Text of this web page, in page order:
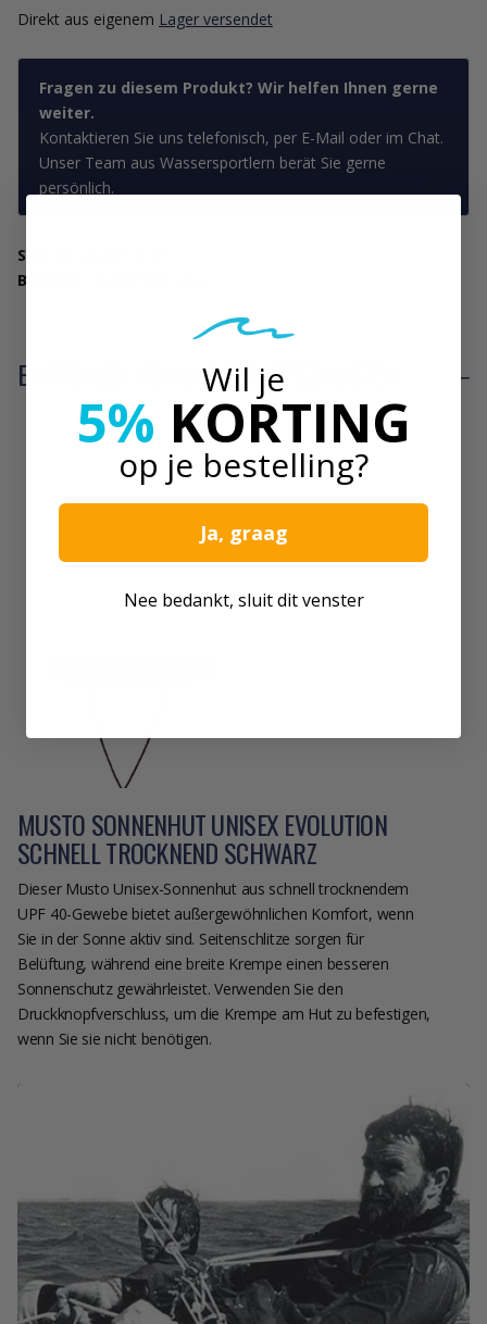
Direkt aus eigenem Lager versendet
Fragen zu diesem Produkt? Wir helfen Ihnen gerne
weiter.
Kontaktieren Sie uns telefonisch, per E-Mail oder im Chat.
Unser Team aus Wassersportlern berät Sie gerne
persönlich.
SKU:
Barcode:
EMPFOHLEN VON UNSEREN SPEZIALISTEN
MUSTO SONNENHUT UNISEX EVOLUTION
SCHNELL TROCKNEND SCHWARZ
Dieser Musto Unisex-Sonnenhut aus schnell trocknendem
UPF 40-Gewebe bietet außergewöhnlichen Komfort, wenn
Sie in der Sonne aktiv sind. Seitenschlitze sorgen für
Belüftung, während eine breite Krempe einen besseren
Sonnenschutz gewährleistet. Verwenden Sie den
Druckknopfverschluss, um die Krempe am Hut zu befestigen,
wenn Sie sie nicht benötigen.
Wil je
5% KORTING
op je bestelling?
Ja, graag
Nee bedankt, sluit dit venster